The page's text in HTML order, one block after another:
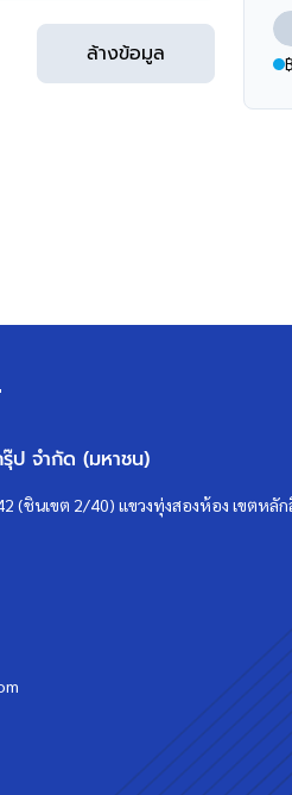
ายา-สถานีรถไฟสามเสน) ,170 (อ้อม
นมือสองรีโนเวทกับเ
ล้างข้อมูล
ป จำกัด (มหาชน)
(ชินเขต 2/40) แขวงทุ่งสองห้อง เขตหลั